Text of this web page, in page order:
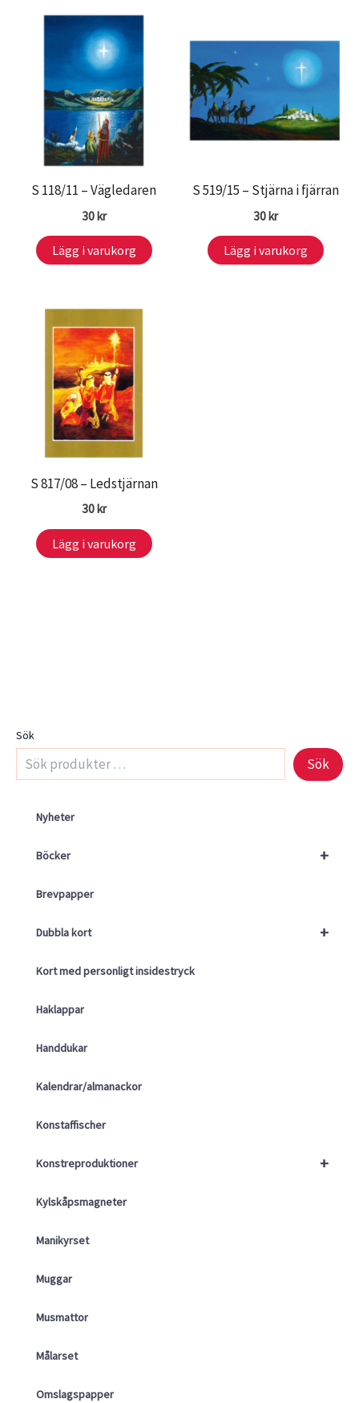
Sök
Sök
Nyheter
+
Böcker
Brevpapper
+
Dubbla kort
Kort med personligt insidestryck
Haklappar
Handdukar
Kalendrar/almanackor
Konstaffischer
+
Konstreproduktioner
Kylskåpsmagneter
Manikyrset
Muggar
Musmattor
Målarset
Omslagspapper
S 118/11 – Vägledaren
30kr
Lägg i varukorg
S 519/15 – Stjärna i fjärran
30kr
Lägg i varukorg
S 817/08 – Ledstjärnan
30kr
Lägg i varukorg